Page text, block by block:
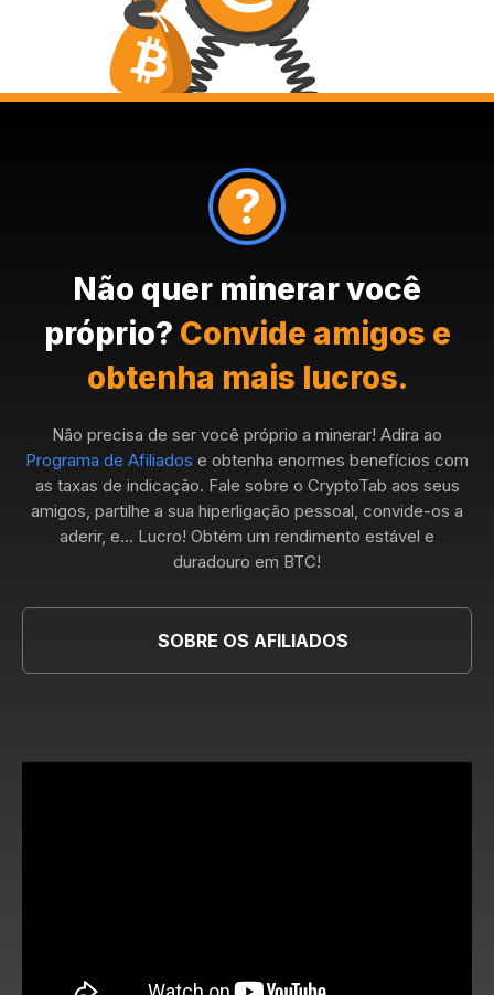
Não quer minerar você
próprio? Convide amigos e
obtenha mais lucros.
Não precisa de ser você próprio a minerar! Adira ao
Programa de Afiliados e obtenha enormes benefícios com
as taxas de indicação. Fale sobre o CryptoTab aos seus
amigos, partilhe a sua hiperligação pessoal, convide-os a
aderir, e... Lucro! Obtém um rendimento estável e
duradouro em BTC!
SOBRE OS AFILIADOS